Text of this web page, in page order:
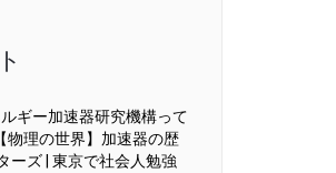
ギー加速器研究機構って
【物理の世界】加速器の歴
ーズ | 東京で社会人勉強